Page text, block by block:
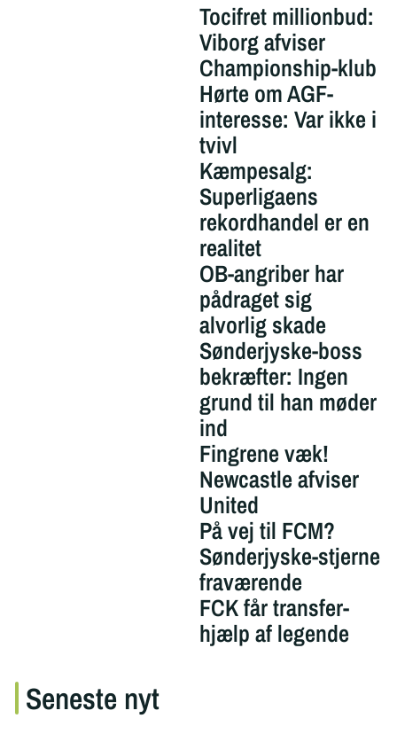
Tocifret millionbud:
Viborg afviser
Championship-klub
Hørte om AGF-
interesse: Var ikke i
tvivl
Kæmpesalg:
Superligaens
rekordhandel er en
realitet
OB-angriber har
pådraget sig
alvorlig skade
Sønderjyske-boss
bekræfter: Ingen
grund til han møder
ind
Fingrene væk!
Newcastle afviser
United
På vej til FCM?
Sønderjyske-stjerne
fraværende
FCK får transfer-
hjælp af legende
Seneste nyt